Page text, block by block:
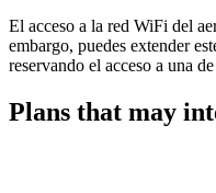
El acceso a la red WiFi del
embargo, puedes extender
reservando el acceso a una
Plans that may